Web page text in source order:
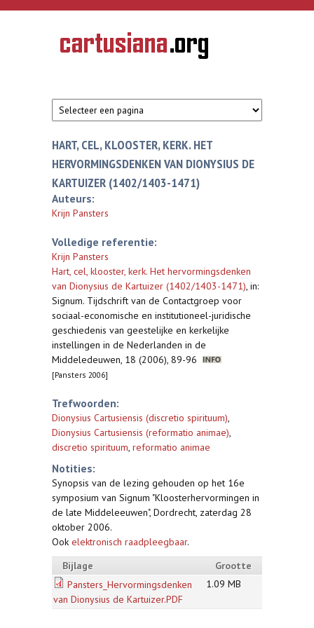
Overslaan en naar de inhoud gaan
CARTUSIANA
Geschiedenis
van de
HART, CEL, KLOOSTER, KERK. HET
HERVORMINGSDENKEN VAN DIONYSIUS DE
KARTUIZER (1402/1403-1471)
Auteurs:
Krijn Pansters
Volledige referentie:
Krijn Pansters
Hart, cel, klooster, kerk. Het hervormingsdenken
van Dionysius de Kartuizer (1402/1403-1471), in:
Signum. Tijdschrift van de Contactgroep voor
sociaal-economische en institutioneel-juridische
geschiedenis van geestelijke en kerkelijke
instellingen in de Nederlanden in de
Middeledeuwen, 18 (2006), 89-96
[Pansters 2006]
Trefwoorden:
Dionysius Cartusiensis (discretio spirituum),
Dionysius Cartusiensis (reformatio animae),
discretio spirituum, reformatio animae
Notities:
Synopsis van de lezing gehouden op het 16e
symposium van Signum "Kloosterhervormingen in
de late Middeleeuwen", Dordrecht, zaterdag 28
oktober 2006.
Ook elektronisch raadpleegbaar.
Bijlage
Grootte
Pansters_Hervormingsdenken
van Dionysius de Kartuizer.PDF
1.09 MB